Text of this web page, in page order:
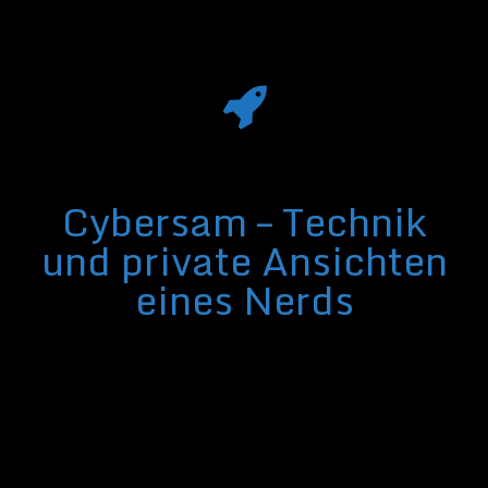
Cybersam – Technik
und private Ansichten
eines Nerds